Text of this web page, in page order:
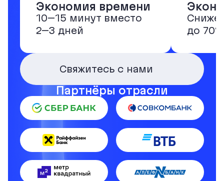
Экономия времени
10–15 минут вместо
2–3 дней
до 70%
Свяжитесь с нами
Партнёры отрасли